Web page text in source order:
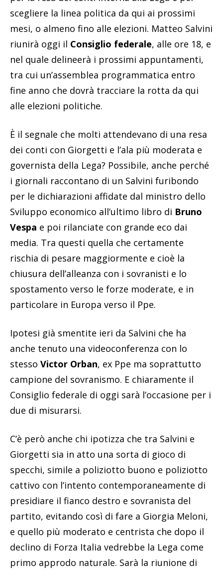
scegliere la linea politica da qui ai prossimi
mesi, o almeno fino alle elezioni. Matteo Salvini
riunirà oggi il Consiglio federale, alle ore 18, e
nel quale delineerà i prossimi appuntamenti,
tra cui un’assemblea programmatica entro
fine anno che dovrà tracciare la rotta da qui
alle elezioni politiche.
È il segnale che molti attendevano di una resa
dei conti con Giorgetti e l’ala più moderata e
governista della Lega? Possibile, anche perché
i giornali raccontano di un Salvini furibondo
per le dichiarazioni affidate dal ministro dello
Sviluppo economico all’ultimo libro di Bruno
Vespa e poi rilanciate con grande eco dai
media. Tra questi quella che certamente
rischia di pesare maggiormente e cioè la
chiusura dell’alleanza con i sovranisti e lo
spostamento verso le forze moderate, e in
particolare in Europa verso il Ppe.
Ipotesi già smentite ieri da Salvini che ha
anche tenuto una videoconferenza con lo
stesso Victor Orban, ex Ppe ma soprattutto
campione del sovranismo. E chiaramente il
Consiglio federale di oggi sarà l’occasione per i
due di misurarsi.
C’è però anche chi ipotizza che tra Salvini e
Giorgetti sia in atto una sorta di gioco di
specchi, simile a poliziotto buono e poliziotto
cattivo con l’intento contemporaneamente di
presidiare il fianco destro e sovranista del
partito, evitando così di fare a Giorgia Meloni,
e quello più moderato e centrista che dopo il
declino di Forza Italia vedrebbe la Lega come
primo approdo naturale. Sarà la riunione di